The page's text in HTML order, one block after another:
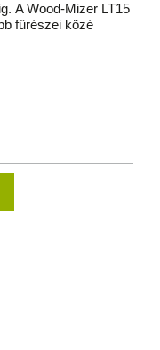
A Wood-Mizer LT15
fűrészei közé